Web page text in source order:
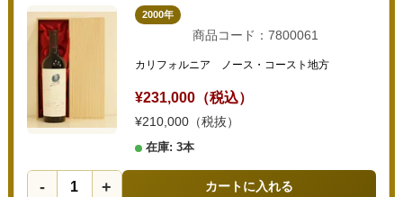
2000年
商品コード：7800061
カリフォルニア ノース・コースト地方
¥231,000（税込）
¥210,000（税抜）
在庫: 3本
- + カートに入れる